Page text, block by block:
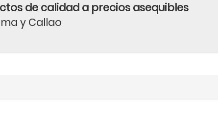
de calidad a precios asequibles
y Callao